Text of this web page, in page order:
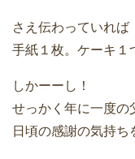
さえ伝わっていれば
手紙１枚。ケーキ
しかーーし！
せっかく年に一度の
日頃の感謝の気持ち